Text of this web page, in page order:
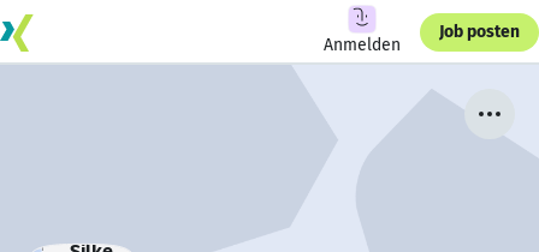
Anmelden
Job posten